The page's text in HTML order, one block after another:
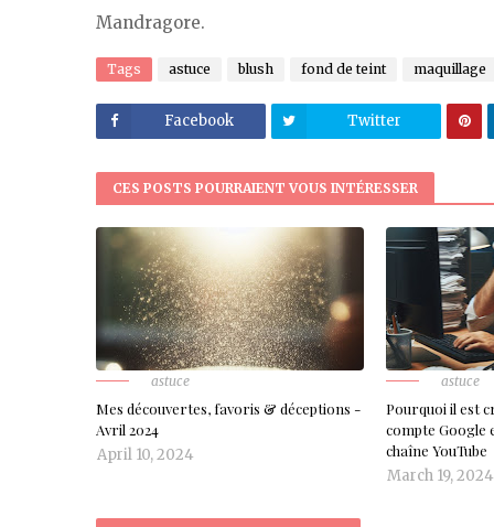
Mandragore.
Tags astuce blush fond de teint maquillage
Facebook Twitter
CES POSTS POURRAIENT VOUS INTÉRESSER
astuce
Mes découvertes, favoris & déceptions -
Avril 2024
April 10, 2024
astuce
Pourquoi il est
compte Google
chaîne YouTube
March 19, 2024